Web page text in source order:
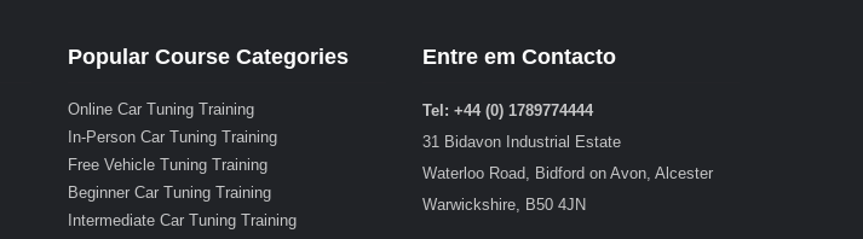
Popular Course Categories
Online Car Tuning Training
In-Person Car Tuning Training
Free Vehicle Tuning Training
Beginner Car Tuning Training
Intermediate Car Tuning Training
Entre em Contacto
Tel: +44 (0) 1789774444
31 Bidavon Industrial Estate
Waterloo Road, Bidford on Avon, Alcester
Warwickshire, B50 4JN